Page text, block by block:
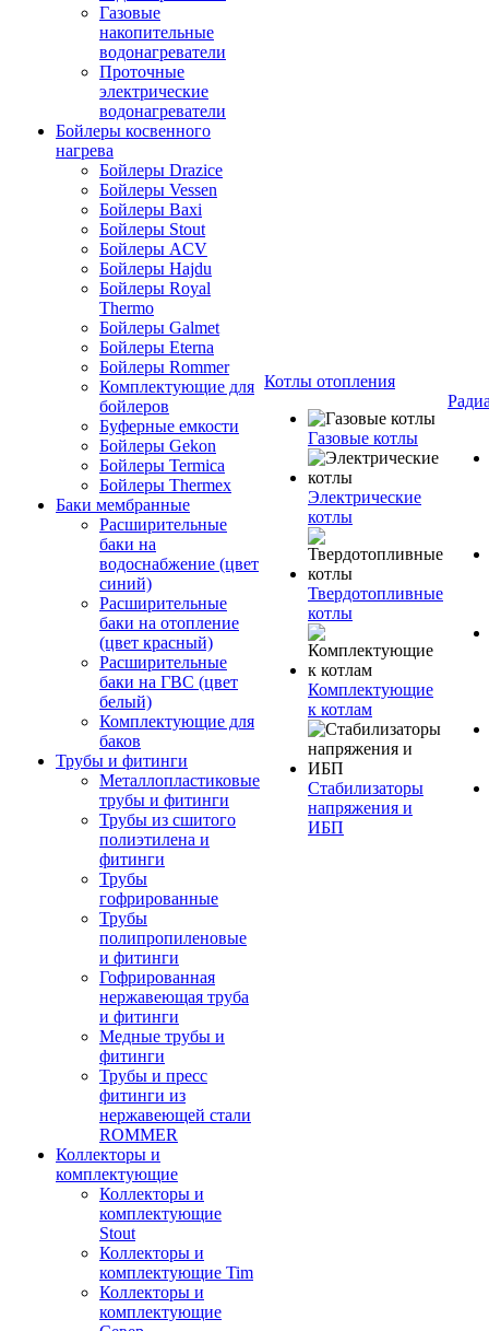
Газовые
накопительные
водонагреватели
Проточные
электрические
водонагреватели
Бойлеры косвенного
нагрева
Бойлеры Drazice
Бойлеры Vessen
Бойлеры Baxi
Бойлеры Stout
Бойлеры ACV
Бойлеры Hajdu
Бойлеры Royal
Thermo
Бойлеры Galmet
Бойлеры Eterna
Бойлеры Rommer
Комплектующие для
бойлеров
Буферные емкости
Бойлеры Gekon
Бойлеры Termica
Бойлеры Thermex
Баки мембранные
Расширительные
баки на
водоснабжение (цвет
синий)
Расширительные
баки на отопление
(цвет красный)
Расширительные
баки на ГВС (цвет
белый)
Комплектующие для
баков
Трубы и фитинги
Металлопластиковые
трубы и фитинги
Трубы из сшитого
полиэтилена и
фитинги
Трубы
гофрированные
Трубы
полипропиленовые
и фитинги
Гофрированная
нержавеющая труба
и фитинги
Медные трубы и
фитинги
Трубы и пресс
фитинги из
нержавеющей стали
ROMMER
Коллекторы и
комплектующие
Коллекторы и
комплектующие
Stout
Коллекторы и
комплектующие Tim
Коллекторы и
комплектующие
Котлы отопления
Газовые котлы
Электрические
котлы
Твердотопливные
котлы
Комплектующие
к котлам
Стабилизаторы
напряжения и
ИБП